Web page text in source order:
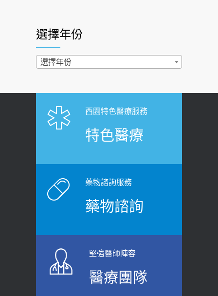
西園醫院55周年 7／10捐血公益活動 邀
民眾熱血響應
2026-06-30
健康肛門痛都是痔瘡?醫談瘍瘍瘻管與肛
裂差異 逾50歲民眾可做1事
原則避免血糖血壓飆高
2026-06-08
上班常待在冷氣房？小心泌尿道感染
醫示警：1病症嚴重恐喪命
2022-02-17
過量維生素D和鈣恐罹癌? 醫師釋
「落枕」不要大力按脖子！ 1招「伸
展運動」預防落枕
老後睡不好、夜間易跌倒
2021-03-05
骨科魏志定主任接受專訪 【年代電視
選擇年份
選擇年份
西園特色醫療服務
特色醫療
藥物諮詢服務
藥物諮詢
堅強醫師陣容
醫療團隊